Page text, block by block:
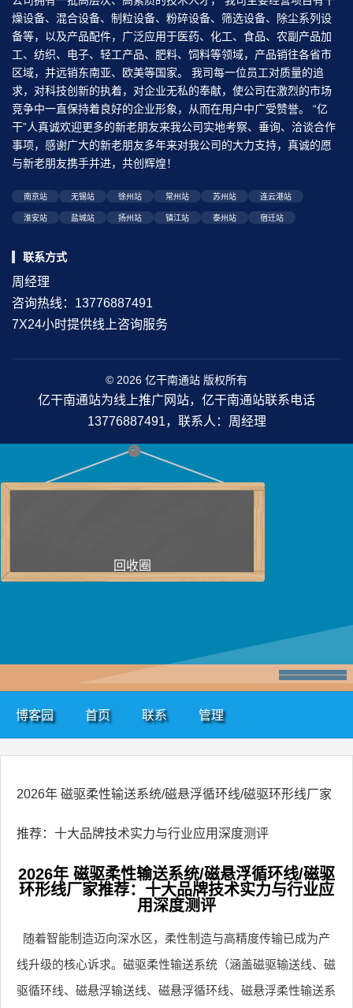
燥设备、混合设备、制粒设备、粉碎设备、筛选设备、除尘系列设
备等，以及产品配件，广泛应用于医药、化工、食品、农副产品加
工、纺织、电子、轻工产品、肥料、饲料等领域，产品销往各省市
区域，并远销东南亚、欧美等国家。 我司每一位员工对质量的追
求，对科技创新的执着，对企业无私的奉献，使公司在激烈的市场
竞争中一直保持着良好的企业形象，从而在用户中广受赞誉。 “亿
干”人真诚欢迎更多的新老朋友来我公司实地考察、垂询、洽谈合作
事项，感谢广大的新老朋友多年来对我公司的大力支持，真诚的愿
与新老朋友携手并进，共创辉煌！
南京站 无锡站 徐州站 常州站 苏州站 连云港站
淮安站 盐城站 扬州站 镇江站 泰州站 宿迁站
联系方式
周经理
咨询热线：13776887491
7X24小时提供线上咨询服务
© 2026 亿干南通站 版权所有
亿干南通站为线上推广网站，亿干南通站联系电话
13776887491，联系人：周经理
回收圈
博客园 首页 联系 管理
2026年 磁驱柔性输送系统/磁悬浮循环线/磁驱环形线厂家
推荐：十大品牌技术实力与行业应用深度测评
2026年 磁驱柔性输送系统/磁悬浮循环线/磁驱
环形线厂家推荐：十大品牌技术实力与行业应
用深度测评
随着智能制造迈向深水区，柔性制造与高精度传输已成为产
线升级的核心诉求。磁驱柔性输送系统（涵盖磁驱输送线、磁
驱循环线、磁悬浮输送线、磁悬浮循环线、磁悬浮柔性输送系